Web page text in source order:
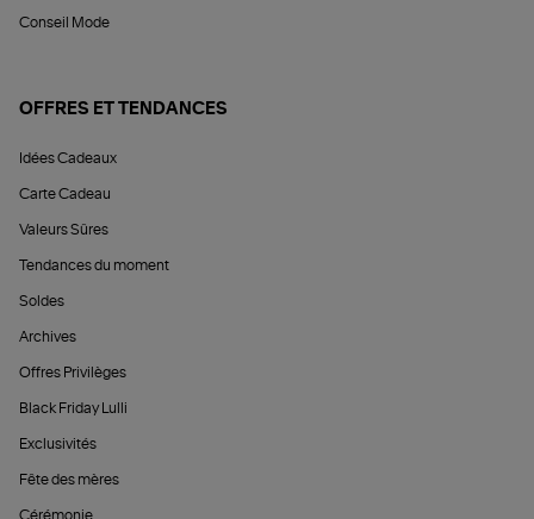
Conseil Mode
OFFRES ET TENDANCES
Idées Cadeaux
Carte Cadeau
Valeurs Sûres
Tendances du moment
Soldes
Archives
Offres Privilèges
Black Friday Lulli
Exclusivités
Fête des mères
Cérémonie